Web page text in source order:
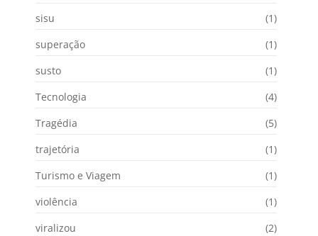
sisu
(1)
superação
(1)
susto
(1)
Tecnologia
(4)
Tragédia
(5)
trajetória
(1)
Turismo e Viagem
(1)
violência
(1)
viralizou
(2)